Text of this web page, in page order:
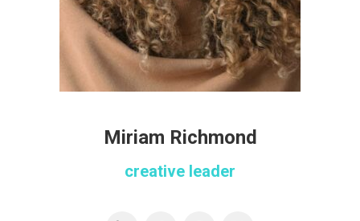
Miriam Richmond
creative leader